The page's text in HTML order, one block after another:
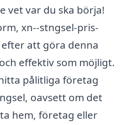
vet var du ska börja!
xn--stngsel-pris-
att göra denna
effektiv som möjligt.
pålitliga företag
oavsett om det
hem, företag eller